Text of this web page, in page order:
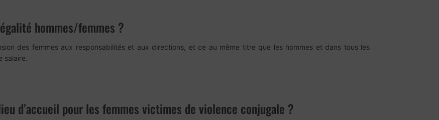
hommes/femmes ?
des femmes aux responsabilités et aux directions, et ce au même titre que les hommes et dans tous les
salaire.
d’accueil pour les femmes victimes de violence conjugale ?